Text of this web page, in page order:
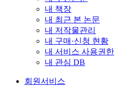
내 책장
내 최근 본 논문
내 저작물관리
내 구매·신청 현황
내 서비스 사용권한
내 관심 DB
회원서비스